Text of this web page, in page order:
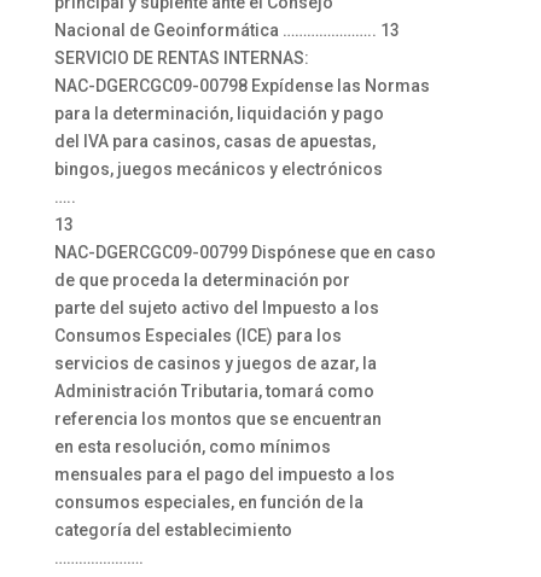
Nacional de Geoinformática ………………….. 13
SERVICIO DE RENTAS INTERNAS:
NAC-DGERCGC09-00798 Expídense las Normas
para la determinación, liquidación y pago
del IVA para casinos, casas de apuestas,
bingos, juegos mecánicos y electrónicos
…..
13
NAC-DGERCGC09-00799 Dispónese que en caso
de que proceda la determinación por
parte del sujeto activo del Impuesto a los
Consumos Especiales (ICE) para los
servicios de casinos y juegos de azar, la
Administración Tributaria, tomará como
referencia los montos que se encuentran
en esta resolución, como mínimos
mensuales para el pago del impuesto a los
consumos especiales, en función de la
categoría del establecimiento
………………….